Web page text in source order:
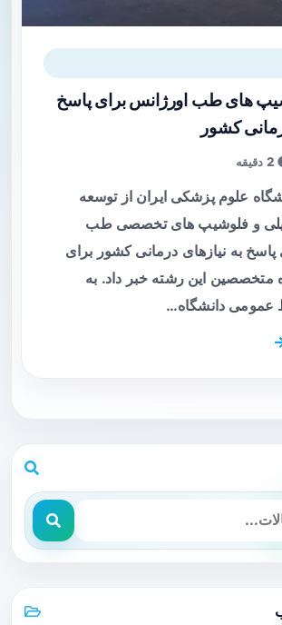
های طب اورژانس برای پاسخ
کشور
علوم پزشکی ایران از توسعه
و فلوشیپ های تخصصی طب
پاسخ به نیازهای درمانی کشور برای
متخصصین این رشته خبر داد. به
عمومی دانشگاه…